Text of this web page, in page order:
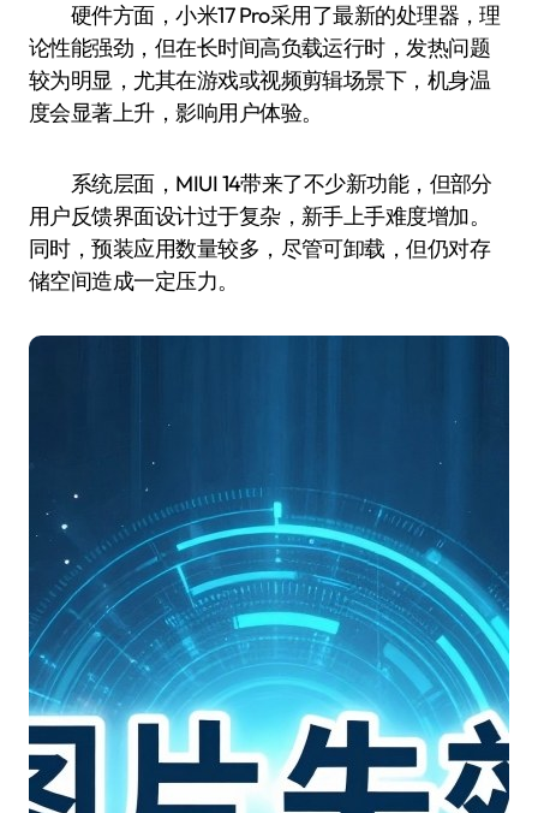
硬件方面，小米17 Pro采用了最新的处理器，理
论性能强劲，但在长时间高负载运行时，发热问题
较为明显，尤其在游戏或视频剪辑场景下，机身温
度会显著上升，影响用户体验。
系统层面，MIUI 14带来了不少新功能，但部分
用户反馈界面设计过于复杂，新手上手难度增加。
同时，预装应用数量较多，尽管可卸载，但仍对存
储空间造成一定压力。